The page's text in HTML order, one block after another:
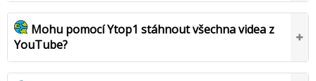
Mohu pomocí Ytop1 stáhnout všechna videa z
YouTube?